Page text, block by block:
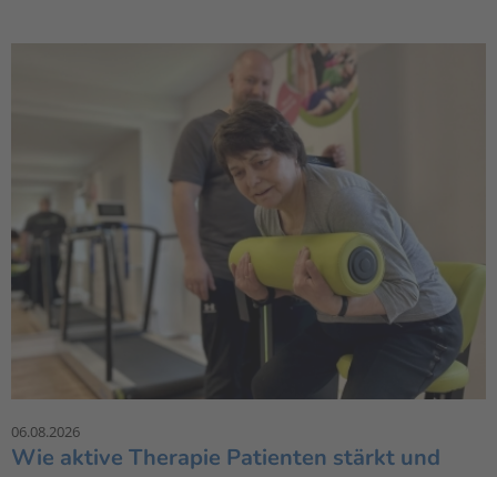
06.08.2026
Wie aktive Therapie Patienten stärkt und